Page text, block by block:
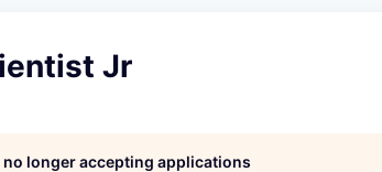
Jr
no longer accepting applications